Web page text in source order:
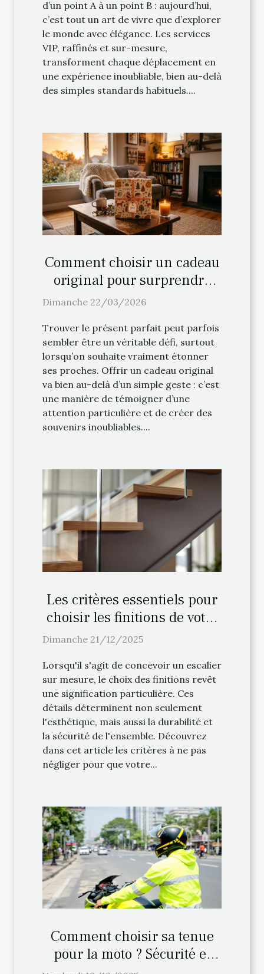
d’un point A à un point B : aujourd’hui,
c’est tout un art de vivre que d’explorer
le monde avec élégance. Les services
VIP, raffinés et sur-mesure,
transforment chaque déplacement en
une expérience inoubliable, bien au-delà
des simples standards habituels....
Comment choisir un cadeau
original pour surprendre
vos proches ?
Dimanche 22/03/2026
Trouver le présent parfait peut parfois
sembler être un véritable défi, surtout
lorsqu’on souhaite vraiment étonner
ses proches. Offrir un cadeau original
va bien au-delà d’un simple geste : c’est
une manière de témoigner d’une
attention particulière et de créer des
souvenirs inoubliables....
Les critères essentiels pour
choisir les finitions de votre
escalier sur mesure
Dimanche 21/12/2025
Lorsqu'il s'agit de concevoir un escalier
sur mesure, le choix des finitions revêt
une signification particulière. Ces
détails déterminent non seulement
l'esthétique, mais aussi la durabilité et
la sécurité de l'ensemble. Découvrez
dans cet article les critères à ne pas
négliger pour que votre...
Comment choisir sa tenue
pour la moto ? Sécurité et